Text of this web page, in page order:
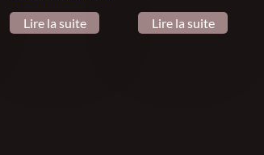
Lire la suite Lire la suite